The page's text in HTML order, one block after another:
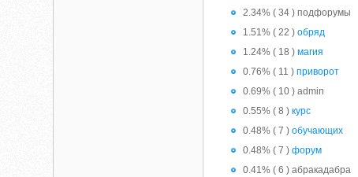
2.34% ( 34 ) подфорумы
1.51% ( 22 )обряд
1.24% ( 18 )магия
0.76% ( 11 )приворот
0.69% ( 10 ) admin
0.55% ( 8 )курс
0.48% ( 7 )обучающих
0.48% ( 7 )форум
0.41% ( 6 ) абракадабра